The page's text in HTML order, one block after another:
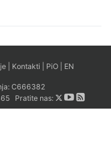
Kontakti PiO EN
C666382
Pratite nas: